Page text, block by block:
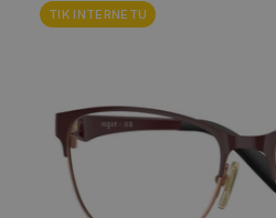
TIK INTERNETU